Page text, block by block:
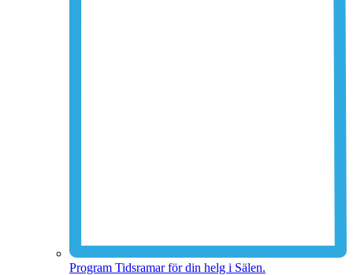
Program Tidsramar för din helg i Sälen.